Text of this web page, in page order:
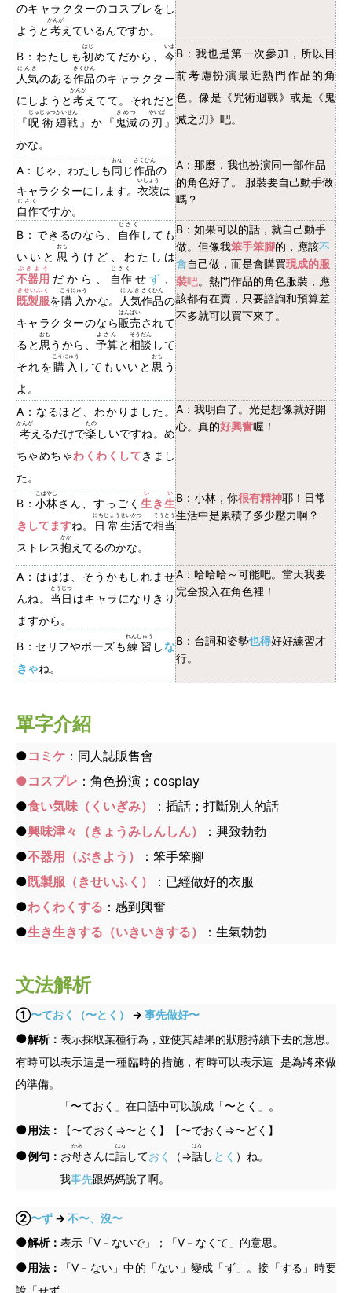
のキャラクターのコスプレをし
ようと 考
かんが
えているんですか。
B：わたしも初
はじ
めてだから、 今
いま
人気
にんき
のある作品
さくひん
のキャラクター
にしようと 考
かんが
えてて。それだと
『呪
じゅ
術
じゅつ
廻戦
かいせん
』か『 鬼滅
きめつ
の刃
やいば
』
かな。
B：我也是第一次參加，所以目
前考慮扮演最近熱門作品的角
色。像是《咒術迴戰》或是《鬼
滅之刃》吧。
A：じゃ、わたしも同
おな
じ作品
さくひん
の
キャラクターにします。 衣装
いしょう
は
自作
じさく
ですか。
A：那麼，我也扮演同一部作品
的角色好了。 服裝要自己動手做
嗎？
B：できるのなら、 自作
じさく
しても
いいと 思
おも
うけど、わたしは
不器用
ぶきよう
だ から、 自作
じさく
せ ず
既製服
きせいふく
を購入
こうにゅう
かな。 人気
にんき
作品
さくひん
の
キャラクターのなら販売
はんばい
されて
ると 思
おも
うから、 予算
よさん
と相談
そうだん
して
それを購入
こうにゅう
してもいいと 思
おも
う
よ。
B：如果可以的話，就自己動手
做。但像我笨手笨腳的，應該不
會自己做，而是會購買現成的服
裝吧。熱門作品的角色服裝，應
該都有在賣，只要諮詢和預算差
不多就可以買下來了。
A：なるほど、わかりました。
考
かんが
えるだけで楽
たの
しいですね。め
ちゃめちゃわくわくしてきまし
た。
A：我明白了。光是想像就好開
心。真的好興奮喔！
B： 小林
こばやし
さん、すっごく 生
い
き生
い
きしてますね。 日常
にちじょう
生活
せいかつ
で相当
そうとう
ストレス抱
かか
えてるのかな。
B：小林，你很有精神耶！日常
生活中是累積了多少壓力啊？
A：ははは、そうかもしれませ
んね。 当日
とうじつ
はキャラになりきり
ますから。
A：哈哈哈～可能吧。當天我要
完全投入在角色裡！
B：セリフやポーズも練習
れんしゅう
し な
きゃね。
B：台詞和姿勢也得好好練習才
行。
單字介紹
●コミケ ：同人誌販售會
●コスプレ ：角色扮演；cosplay
●食い気味（くいぎみ）
：插話；打斷別人的話
●興味津々（きょうみしんしん）
：興致勃勃
●不器用（ぶきよう）
：笨手笨腳
●既製服（きせいふく）
：已經做好的衣服
●わくわくする ：感到興奮
●生き生きする（いきいきする） ：生氣勃勃
文法解析
①〜ておく（〜とく） → 事先做好〜
●解析： 表示採取某種行為，並使其結果的狀態持續下去的意思。
有時可以表示這是一種臨時的措施，有時可以表示這 是為將來做
的準備。
「〜ておく」在口語中可以說成「〜とく」。
●用法： 【〜ておく⇒〜とく】【〜でおく⇒〜どく】
●例句： お母
かあ
さんに話
はな
しておく （⇒話
はな
し とく ）ね。
我事先跟媽媽說了啊。
②〜ず → 不〜、沒〜
●解析： 表示「V－ないで」；「V－なくて」的意思。
●用法：
「V－ない」中的「ない」變成「ず」。接「する」時要
說「せず」。